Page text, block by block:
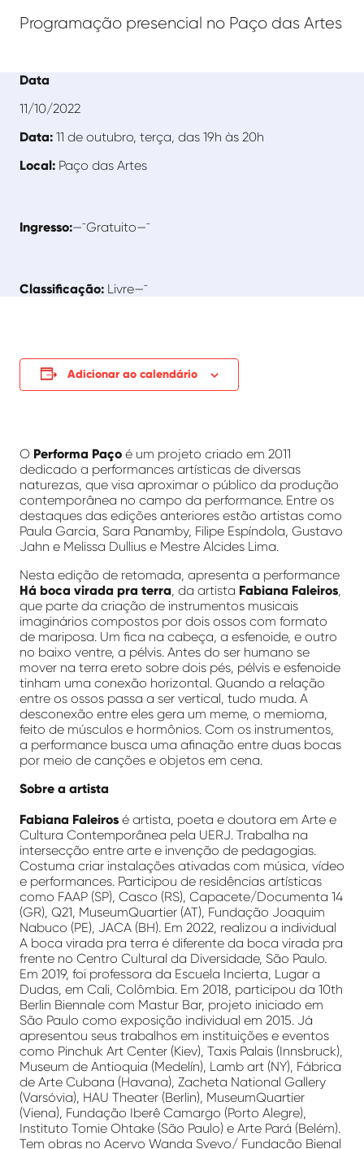
Programação presencial no Paço das Artes
Data
11/10/2022
Data: 11 de outubro, terça, das 19h às 20h
Local: Paço das Artes
Ingresso:—¯Gratuito—¯
Classificação: Livre—¯
Adicionar ao calendário
O Performa Paço é um projeto criado em 2011
dedicado a performances artísticas de diversas
naturezas, que visa aproximar o público da produção
contemporânea no campo da performance. Entre os
destaques das edições anteriores estão artistas como
Paula Garcia, Sara Panamby, Filipe Espíndola, Gustavo
Jahn e Melissa Dullius e Mestre Alcides Lima.
Nesta edição de retomada, apresenta a performance
Há boca virada pra terra, da artista Fabiana Faleiros,
que parte da criação de instrumentos musicais
imaginários compostos por dois ossos com formato
de mariposa. Um fica na cabeça, a esfenoide, e outro
no baixo ventre, a pélvis. Antes do ser humano se
mover na terra ereto sobre dois pés, pélvis e esfenoide
tinham uma conexão horizontal. Quando a relação
entre os ossos passa a ser vertical, tudo muda. A
desconexão entre eles gera um meme, o memioma,
feito de músculos e hormônios. Com os instrumentos,
a performance busca uma afinação entre duas bocas
por meio de canções e objetos em cena.
Sobre a artista
Fabiana Faleiros é artista, poeta e doutora em Arte e
Cultura Contemporânea pela UERJ. Trabalha na
intersecção entre arte e invenção de pedagogias.
Costuma criar instalações ativadas com música, vídeo
e performances. Participou de residências artísticas
como FAAP (SP), Casco (RS), Capacete/Documenta 14
(GR), Q21, MuseumQuartier (AT), Fundação Joaquim
Nabuco (PE), JACA (BH). Em 2022, realizou a individual
A boca virada pra terra é diferente da boca virada pra
frente no Centro Cultural da Diversidade, São Paulo.
Em 2019, foi professora da Escuela Incierta, Lugar a
Dudas, em Cali, Colômbia. Em 2018, participou da 10th
Berlin Biennale com Mastur Bar, projeto iniciado em
São Paulo como exposição individual em 2015. Já
apresentou seus trabalhos em instituições e eventos
como Pinchuk Art Center (Kiev), Taxis Palais (Innsbruck),
Museum de Antioquia (Medelín), Lamb art (NY), Fábrica
de Arte Cubana (Havana), Zacheta National Gallery
(Varsóvia), HAU Theater (Berlin), MuseumQuartier
(Viena), Fundação Iberê Camargo (Porto Alegre),
Instituto Tomie Ohtake (São Paulo) e Arte Pará (Belém).
Tem obras no Acervo Wanda Svevo/ Fundação Bienal